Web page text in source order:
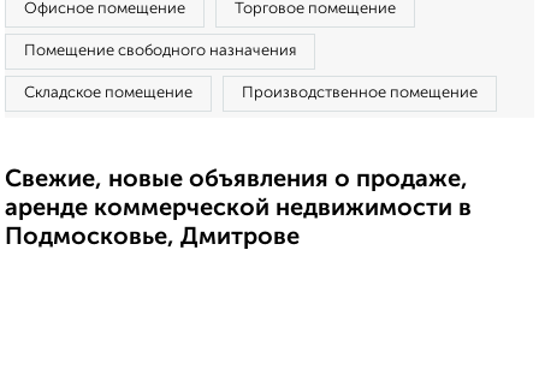
Офисное помещение Торговое помещение
Помещение свободного назначения
Складское помещение Производственное помещение
Свежие, новые объявления о продаже,
аренде коммерческой недвижимости в
Подмосковье, Дмитрове